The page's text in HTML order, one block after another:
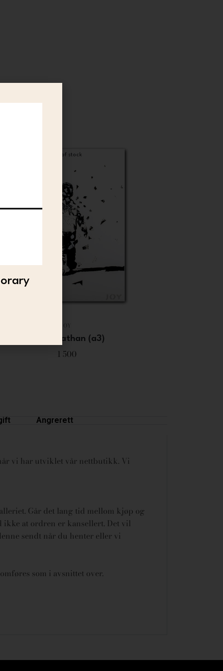
Out of stock
JOY
JOY – Nathan (a3)
1 500
Angrerett
vi har utviklet vår nettbutikk. Vi
Går det lang tid mellom kjøp og
at ordren er kansellert. Det vil
sendt når du henter eller vi
som i avsnittet over.